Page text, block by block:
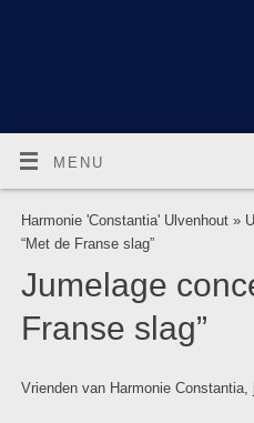
MENU
Harmonie 'Constantia' Ulvenhout»
“Met de Franse slag”
Jumelage
Franse slag”
Vrienden van Harmonie